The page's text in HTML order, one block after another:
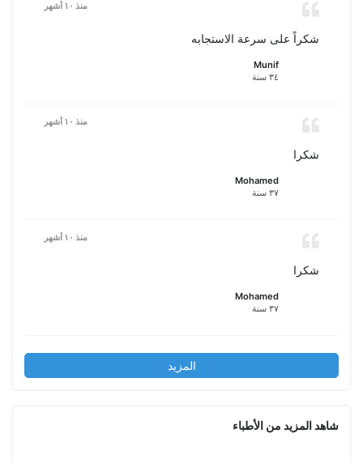
منذ ١٠ أشهر
شكراً على سرعة الاستجابه
Munif
٣٤ سنة
منذ ١٠ أشهر
شكرا
Mohamed
٣٧ سنة
منذ ١٠ أشهر
شكرا
Mohamed
٣٧ سنة
المزيد
شاهد المزيد من الأطباء